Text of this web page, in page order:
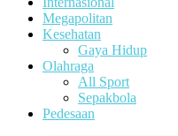
Megapolitan
Kesehatan
Gaya Hidup
Olahraga
All Sport
Sepakbola
Pedesaan